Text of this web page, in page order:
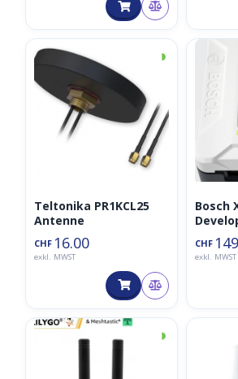
◑
Teltonika PR1KCL25
Antenne
CHF 16.00
exkl. MWST
Bosch
CHF
exkl. MWST
◑